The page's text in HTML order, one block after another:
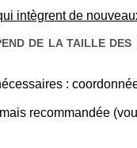
intègrent de
DE LA TAILLE
:
recommandée